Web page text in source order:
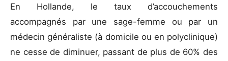
En Hollande, le taux d’accouchements
accompagnés par une sage-femme ou par un
médecin généraliste (à domicile ou en polyclinique)
ne cesse de diminuer, passant de plus de 60% des